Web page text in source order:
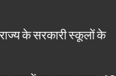
के सरकारी स्कूलों के